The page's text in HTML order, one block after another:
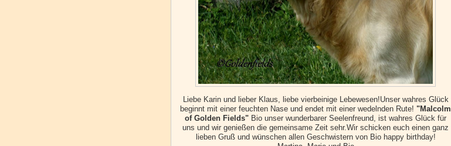
Liebe Karin und lieber Klaus, liebe vierbeinige Lebewesen!Unser wahres Glück
beginnt mit einer feuchten Nase und endet mit einer wedelnden Rute! "Malcolm
of Golden Fields" Bio unser wunderbarer Seelenfreund, ist wahres Glück für
uns und wir genießen die gemeinsame Zeit sehr.Wir schicken euch einen ganz
lieben Gruß und wünschen allen Geschwistern von Bio happy birthday!